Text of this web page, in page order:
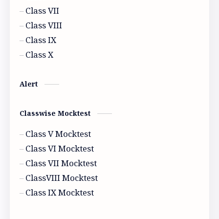
Class 9 Physics
History
Model activity 2022
Class VII
Class VIII
Class IX
Class X
Alert
Classwise Mocktest
Class V Mocktest
Class VI Mocktest
Class VII Mocktest
ClassVIII Mocktest
Class IX Mocktest